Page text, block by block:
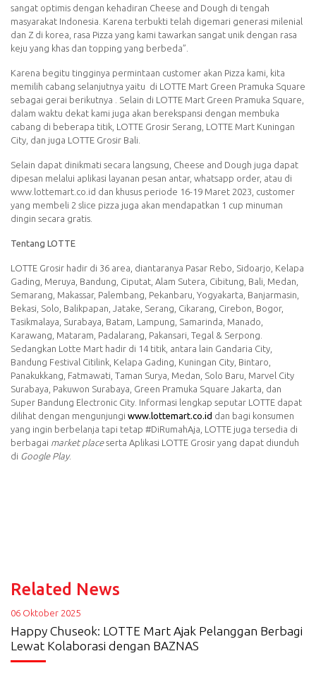
sangat optimis dengan kehadiran Cheese and Dough di tengah
masyarakat Indonesia. Karena terbukti telah digemari generasi milenial
dan Z di korea, rasa Pizza yang kami tawarkan sangat unik dengan rasa
keju yang khas dan topping yang berbeda”.
Karena begitu tingginya permintaan customer akan Pizza kami, kita
memilih cabang selanjutnya yaitu di LOTTE Mart Green Pramuka Square
sebagai gerai berikutnya . Selain di LOTTE Mart Green Pramuka Square,
dalam waktu dekat kami juga akan berekspansi dengan membuka
cabang di beberapa titik, LOTTE Grosir Serang, LOTTE Mart Kuningan
City, dan juga LOTTE Grosir Bali.
Selain dapat dinikmati secara langsung, Cheese and Dough juga dapat
dipesan melalui aplikasi layanan pesan antar, whatsapp order, atau di
www.lottemart.co.id dan khusus periode 16-19 Maret 2023, customer
yang membeli 2 slice pizza juga akan mendapatkan 1 cup minuman
dingin secara gratis.
Tentang LOTTE
LOTTE Grosir hadir di 36 area, diantaranya Pasar Rebo, Sidoarjo, Kelapa
Gading, Meruya, Bandung, Ciputat, Alam Sutera, Cibitung, Bali, Medan,
Semarang, Makassar, Palembang, Pekanbaru, Yogyakarta, Banjarmasin,
Bekasi, Solo, Balikpapan, Jatake, Serang, Cikarang, Cirebon, Bogor,
Tasikmalaya, Surabaya, Batam, Lampung, Samarinda, Manado,
Karawang, Mataram, Padalarang, Pakansari, Tegal & Serpong.
Sedangkan Lotte Mart hadir di 14 titik, antara lain Gandaria City,
Bandung Festival Citilink, Kelapa Gading, Kuningan City, Bintaro,
Panakukkang, Fatmawati, Taman Surya, Medan, Solo Baru, Marvel City
Surabaya, Pakuwon Surabaya, Green Pramuka Square Jakarta, dan
Super Bandung Electronic City. Informasi lengkap seputar LOTTE dapat
dilihat dengan mengunjungi www.lottemart.co.id dan bagi konsumen
yang ingin berbelanja tapi tetap #DiRumahAja, LOTTE juga tersedia di
berbagai market placeserta Aplikasi LOTTE Grosir yang dapat diunduh
di Google Play.
Related News
06 Oktober 2025
Happy Chuseok: LOTTE Mart Ajak Pelanggan Berbagi
Lewat Kolaborasi dengan BAZNAS